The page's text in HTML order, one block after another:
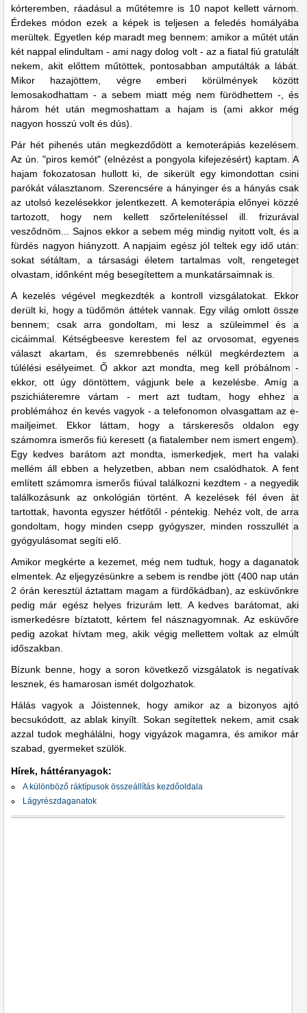
kórteremben, ráadásul a műtétemre is 10 napot kellett várnom.
Érdekes módon ezek a képek is teljesen a feledés homályába
merültek. Egyetlen kép maradt meg bennem: amikor a műtét után
két nappal elindultam - ami nagy dolog volt - az a fiatal fiú gratulált
nekem, akit előttem műtöttek, pontosabban amputálták a lábát.
Mikor hazajöttem, végre emberi körülmények között
lemosakodhattam - a sebem miatt még nem fürödhettem -, és
három hét után megmoshattam a hajam is (ami akkor még
nagyon hosszú volt és dús).
Pár hét pihenés után megkezdődött a kemoterápiás kezelésem.
Az ún. "piros kemót" (elnézést a pongyola kifejezésért) kaptam. A
hajam fokozatosan hullott ki, de sikerült egy kimondottan csini
parókát választanom. Szerencsére a hányinger és a hányás csak
az utolsó kezelésekkor jelentkezett. A kemoterápia előnyei közzé
tartozott, hogy nem kellett szőrtelenítéssel ill. frizurával
vesződnöm... Sajnos ekkor a sebem még mindig nyitott volt, és a
fürdés nagyon hiányzott. A napjaim egész jól teltek egy idő után:
sokat sétáltam, a társasági életem tartalmas volt, rengeteget
olvastam, időnként még besegítettem a munkatársaimnak is.
A kezelés végével megkezdték a kontroll vizsgálatokat. Ekkor
derült ki, hogy a tüdőmön áttétek vannak. Egy világ omlott össze
bennem; csak arra gondoltam, mi lesz a szüleimmel és a
cicáimmal. Kétségbeesve kerestem fel az orvosomat, egyenes
választ akartam, és szemrebbenés nélkül megkérdeztem a
túlélési esélyeimet. Ő akkor azt mondta, meg kell próbálnom -
ekkor, ott úgy döntöttem, vágjunk bele a kezelésbe. Amíg a
pszichiáteremre vártam - mert azt tudtam, hogy ehhez a
problémához én kevés vagyok - a telefonomon olvasgattam az e-
mailjeimet. Ekkor láttam, hogy a társkeresős oldalon egy
számomra ismerős fiú keresett (a fiatalember nem ismert engem).
Egy kedves barátom azt mondta, ismerkedjek, mert ha valaki
mellém áll ebben a helyzetben, abban nem csalódhatok. A fent
említett számomra ismerős fiúval találkozni kezdtem - a negyedik
találkozásunk az onkológián történt. A kezelések fél éven át
tartottak, havonta egyszer hétfőtől - péntekig. Nehéz volt, de arra
gondoltam, hogy minden csepp gyógyszer, minden rosszullét a
gyógyulásomat segíti elő.
Amikor megkérte a kezemet, még nem tudtuk, hogy a daganatok
elmentek. Az eljegyzésünkre a sebem is rendbe jött (400 nap után
2 órán keresztül áztattam magam a fürdőkádban), az esküvőnkre
pedig már egész helyes frizurám lett. A kedves barátomat, aki
ismerkedésre bíztatott, kértem fel násznagyomnak. Az esküvőre
pedig azokat hívtam meg, akik végig mellettem voltak az elmúlt
időszakban.
Bízunk benne, hogy a soron következő vizsgálatok is negatívak
lesznek, és hamarosan ismét dolgozhatok.
Hálás vagyok a Jóistennek, hogy amikor az a bizonyos ajtó
becsukódott, az ablak kinyílt. Sokan segítettek nekem, amit csak
azzal tudok meghálálni, hogy vigyázok magamra, és amikor már
szabad, gyermeket szülök.
Hírek, háttéranyagok:
A különböző ráktípusok összeállítás kezdőoldala
Lágyrészdaganatok